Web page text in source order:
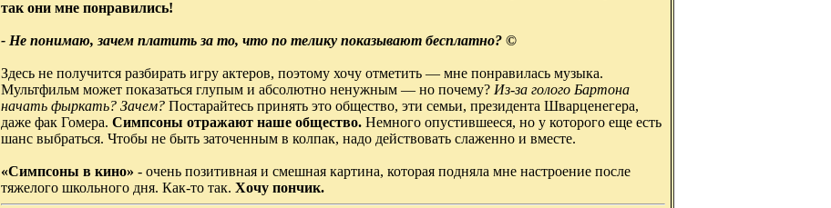
так они мне понравились!
- Не понимаю, зачем платить за то, что по телику показывают бесплатно? ©
Здесь не получится разбирать игру актеров, поэтому хочу отметить — мне понравилась музыка.
Мультфильм может показаться глупым и абсолютно ненужным — но почему? Из-за голого Бартона
начать фыркать? Зачем? Постарайтесь принять это общество, эти семьи, президента Шварценегера,
даже фак Гомера. Симпсоны отражают наше общество. Немного опустившееся, но у которого еще есть
шанс выбраться. Чтобы не быть заточенным в колпак, надо действовать слаженно и вместе.
«Симпсоны в кино» - очень позитивная и смешная картина, которая подняла мне настроение после
тяжелого школьного дня. Как-то так. Хочу пончик.